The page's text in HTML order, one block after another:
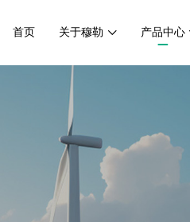
首页 关于穆勒 产品中心
客户服务